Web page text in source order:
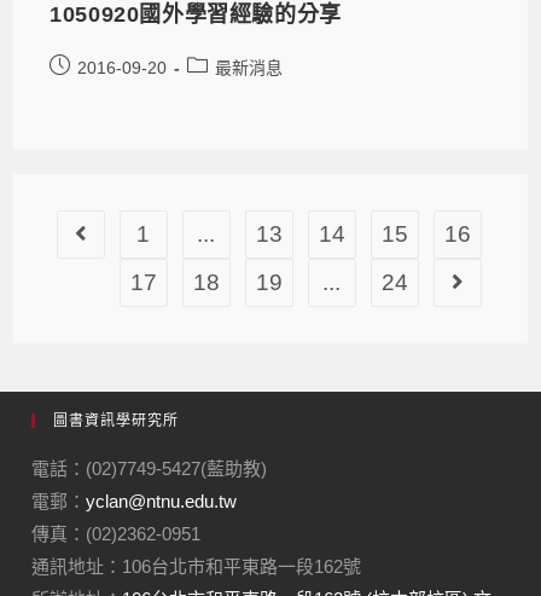
1050920國外學習經驗的分享
2016-09-20 最新消息
1 ... 13 14 15
16
17
18 19 ... 24
圖書資訊學研究所
電話：(02)7749-5427(藍助教)
電郵：yclan@ntnu.edu.tw
傳真：(02)2362-0951
通訊地址：106台北市和平東路一段162號